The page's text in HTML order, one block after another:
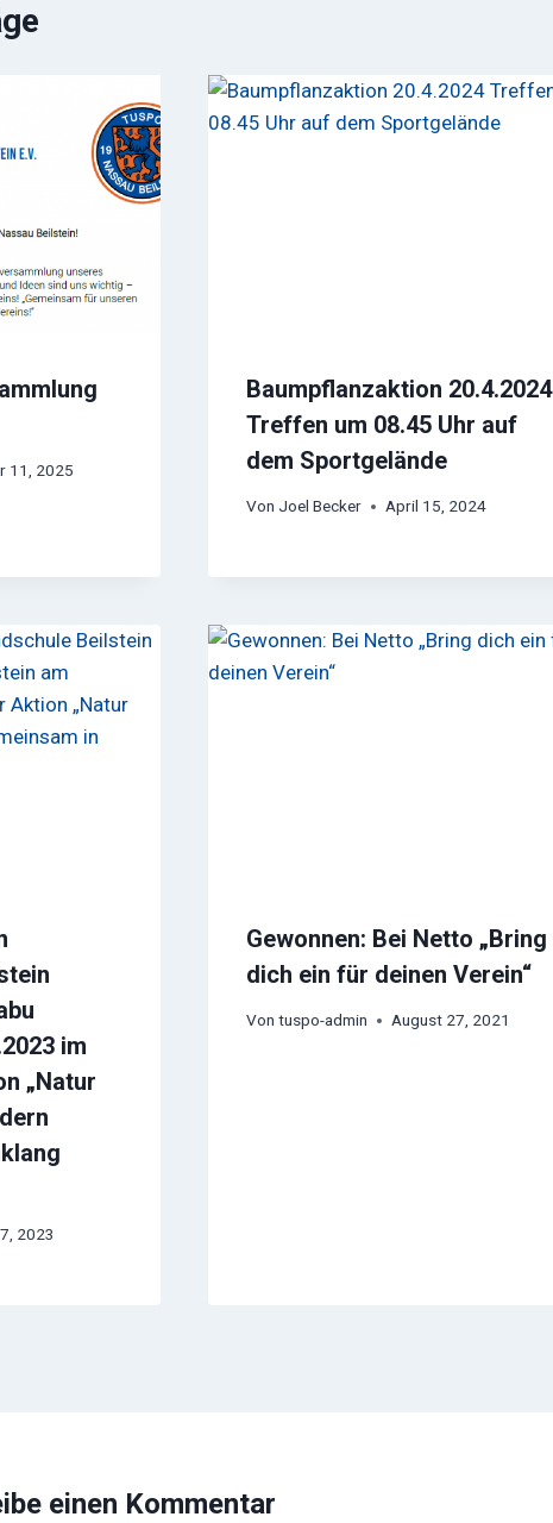
11, 2025
Baumpflanzaktion 20.4.2024
Treffen um 08.45 Uhr auf
dem Sportgelände
Von Joel Becker April 15, 2024
im
„Natur
2023
Gewonnen: Bei Netto „Bring
dich ein für deinen Verein“
Von tuspo-admin August 27, 2021
einen Kommentar